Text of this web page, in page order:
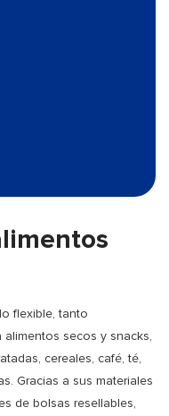
flexible, tanto
secos y snacks,
cereales, café, té,
Gracias a sus materiales
de bolsas resellables,